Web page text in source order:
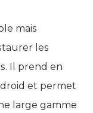
mais
les
Il prend en
et permet
large gamme